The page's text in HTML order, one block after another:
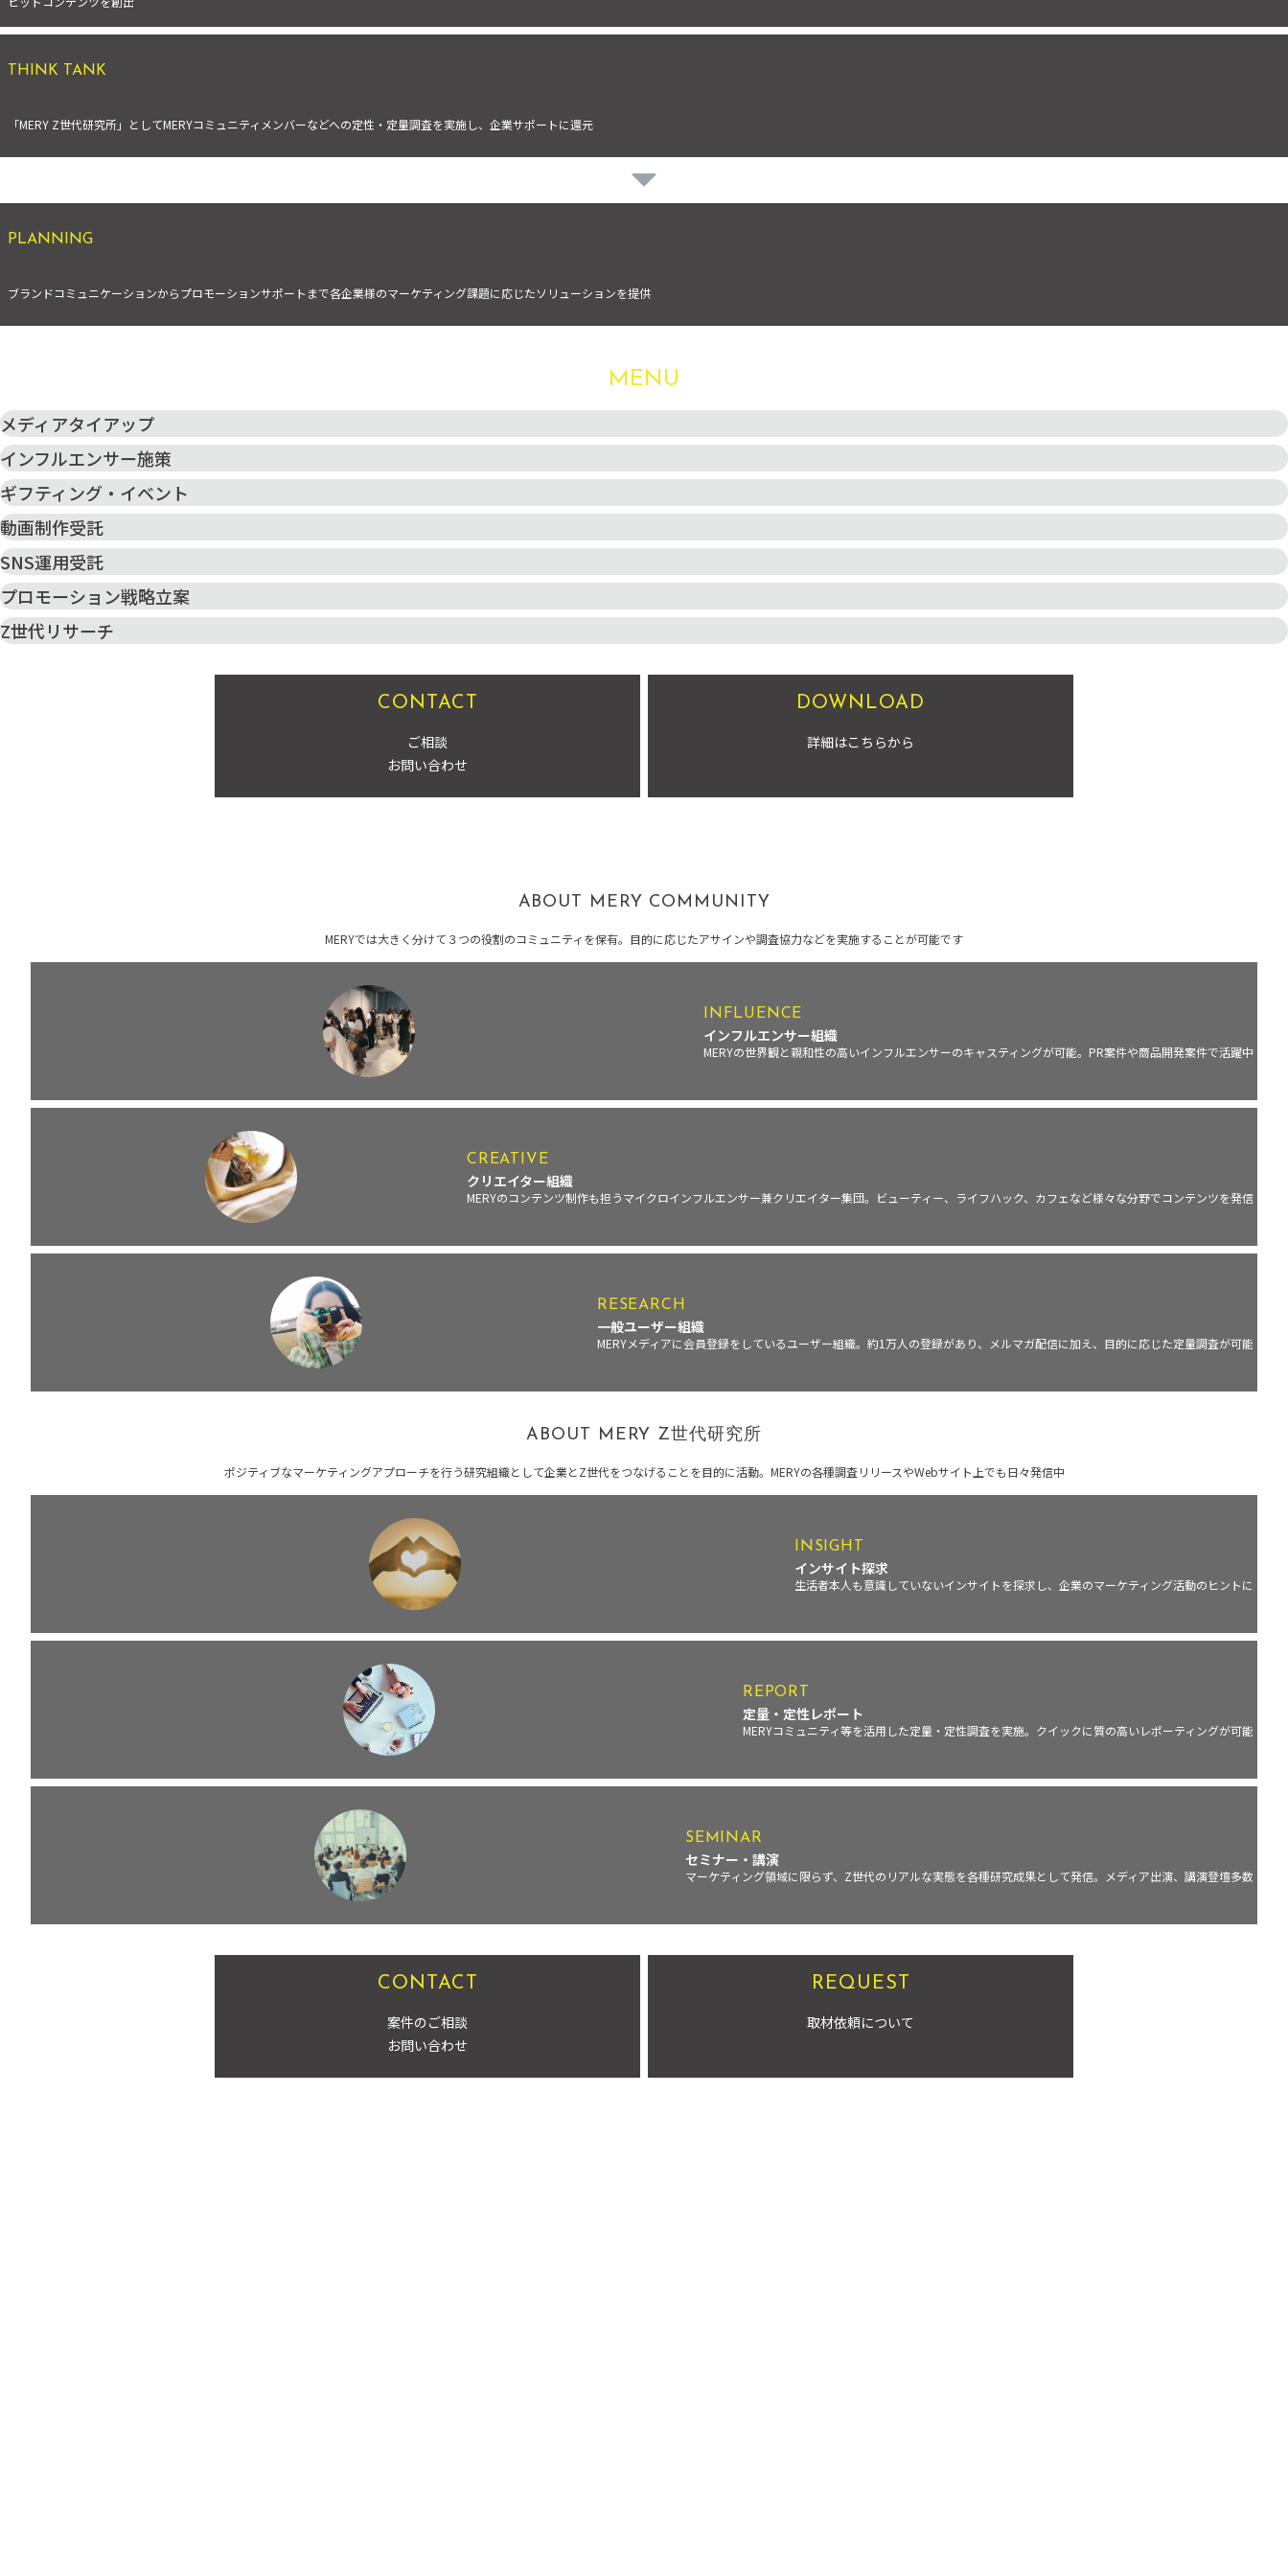
THINK TANK
「MERY Z世代研究所」としてMERYコミュニティメンバーなどへの定性・定量調査を実施し、企業サポートに還元
PLANNING
ブランドコミュニケーションからプロモーションサポートまで各企業様のマーケティング課題に応じたソリューションを提供
MENU
メディアタイアップ
インフルエンサー施策
ギフティング・イベント
動画制作受託
SNS運用受託
プロモーション戦略立案
Z世代リサーチ
CONTACT
ご相談
お問い合わせ
DOWNLOAD
詳細はこちらから
ABOUT MERY COMMUNITY
MERYでは大きく分けて３つの役割のコミュニティを保有。目的に応じたアサインや調査協力などを実施することが可能です
INFLUENCE
インフルエンサー組織
MERYの世界観と親和性の高いインフルエンサーのキャスティングが可能。PR案件や商品開発案件で活躍中
CREATIVE
クリエイター組織
MERYのコンテンツ制作も担うマイクロインフルエンサー兼クリエイター集団。ビューティー、ライフハック、カフェなど様々な分野でコンテンツを発信
RESEARCH
一般ユーザー組織
MERYメディアに会員登録をしているユーザー組織。約1万人の登録があり、メルマガ配信に加え、目的に応じた定量調査が可能
ABOUT MERY Z世代研究所
ポジティブなマーケティングアプローチを行う研究組織として企業とZ世代をつなげることを目的に活動。MERYの各種調査リリースやWebサイト上でも日々発信中
INSIGHT
インサイト探求
生活者本人も意識していないインサイトを探求し、企業のマーケティング活動のヒントに
REPORT
定量・定性レポート
MERYコミュニティ等を活用した定量・定性調査を実施。クイックに質の高いレポーティングが可能
SEMINAR
セミナー・講演
マーケティング領域に限らず、Z世代のリアルな実態を各種研究成果として発信。メディア出演、講演登壇多数
CONTACT
案件のご相談
お問い合わせ
REQUEST
取材依頼について